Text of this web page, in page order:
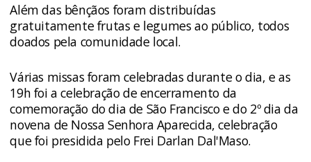
Além das bênçãos foram distribuídas
gratuitamente frutas e legumes ao público, todos
doados pela comunidade local.
Várias missas foram celebradas durante o dia, e as
19h foi a celebração de encerramento da
comemoração do dia de São Francisco e do 2º dia da
novena de Nossa Senhora Aparecida, celebração
que foi presidida pelo Frei Darlan Dal'Maso.